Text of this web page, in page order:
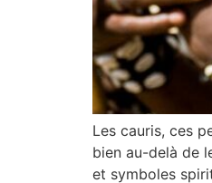
Les cauris, ces
bien au-delà de
et symboles